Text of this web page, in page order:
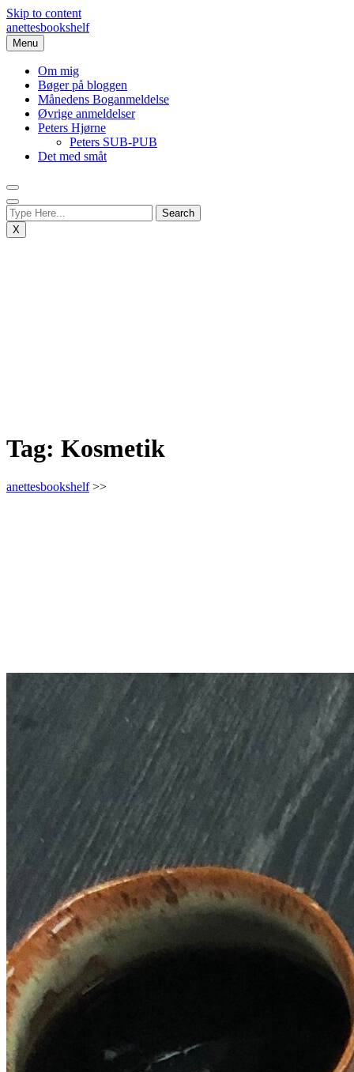
Skip to content
anettesbookshelf
Menu
Om mig
Bøger på bloggen
Månedens Boganmeldelse
Øvrige anmeldelser
Peters Hjørne
Peters SUB-PUB
Det med småt
X
Tag: Kosmetik
anettesbookshelf>>